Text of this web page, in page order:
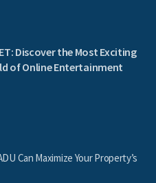
Discover the Most Exciting
of Online Entertainment
Can Maximize Your Property’s